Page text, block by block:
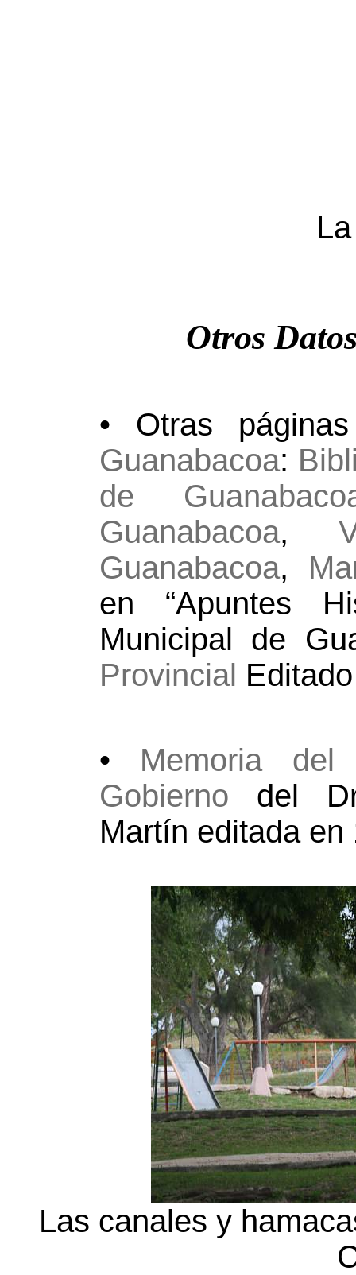
Otros
• Otras
Guanabacoa:
de
Guanabacoa,
Guanabacoa,
en “Apuntes
Municipal de
Provincial
• Memoria
Gobierno del
Martín editada en
Las canales y